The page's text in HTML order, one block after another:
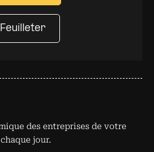
des entreprises de votre
jour.
Feuilleter